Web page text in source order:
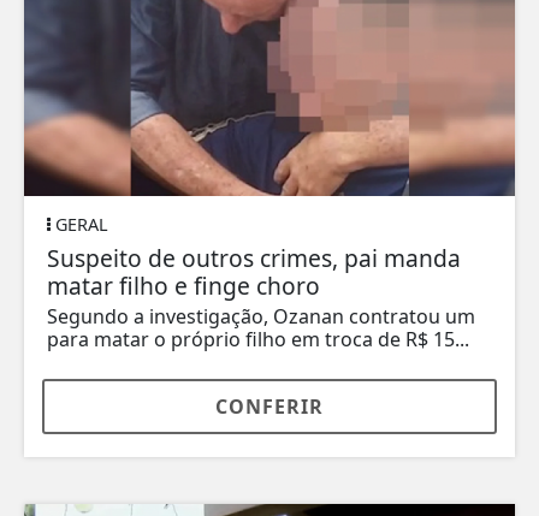
GERAL
Suspeito de outros crimes, pai manda
matar filho e finge choro
Segundo a investigação, Ozanan contratou um
para matar o próprio filho em troca de R$ 15...
CONFERIR